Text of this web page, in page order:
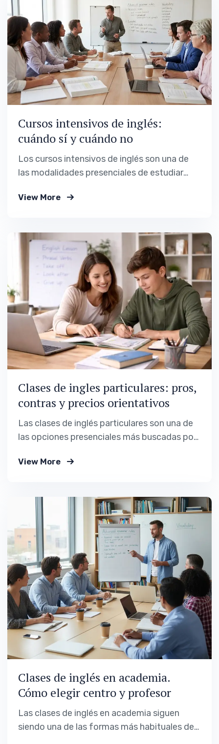
clientes, proveedores o equipos
internacionales. Cada…
Cursos intensivos de inglés:
cuándo sí y cuándo no
Los cursos intensivos de inglés son una de
las modalidades presenciales de estudiar
urgencia. Un viaje próximo, un examen oficial,
cursos regulares que avanzan de forma
progresiva,…
View More
Clases de ingles particulares: pros,
contras y precios orientativos
Las clases de inglés particulares son una de
las opciones presenciales más buscadas por
personalizado. La idea de tener a un profesor
resulta muy atractiva. Sin embargo, no
siempre es la mejor…
View More
Clases de inglés en academia.
Cómo elegir centro y profesor
Las clases de inglés en academia siguen
siendo una de las formas más habituales de